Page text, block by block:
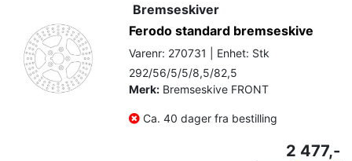
Bremseskiver
Ferodo standard bremseskive
Varenr: 270731 | Enhet: Stk
292/56/5/5/8,5/82,5
Merk: Bremseskive FRONT
Ca. 40 dager fra bestilling
2 477,-